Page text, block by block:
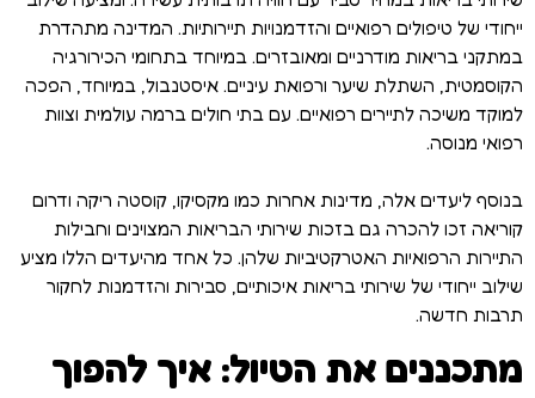
ייחודי של טיפולים רפואיים והזדמנויות תיירותיות. המדינה מתהדרת
במתקני בריאות מודרניים ומאובזרים. במיוחד בתחומי הכירורגיה
הקוסמטית, השתלת שיער ורפואת עיניים. איסטנבול, במיוחד, הפכה
למוקד משיכה לתיירים רפואיים. עם בתי חולים ברמה עולמית וצוות
רפואי מנוסה.
בנוסף ליעדים אלה, מדינות אחרות כמו מקסיקו, קוסטה ריקה ודרום
קוריאה זכו להכרה גם בזכות שירותי הבריאות המצוינים וחבילות
התיירות הרפואיות האטרקטיביות שלהן. כל אחד מהיעדים הללו מציע
שילוב ייחודי של שירותי בריאות איכותיים, סבירות והזדמנות לחקור
תרבות חדשה.
מתכננים את הטיול: איך להפוך